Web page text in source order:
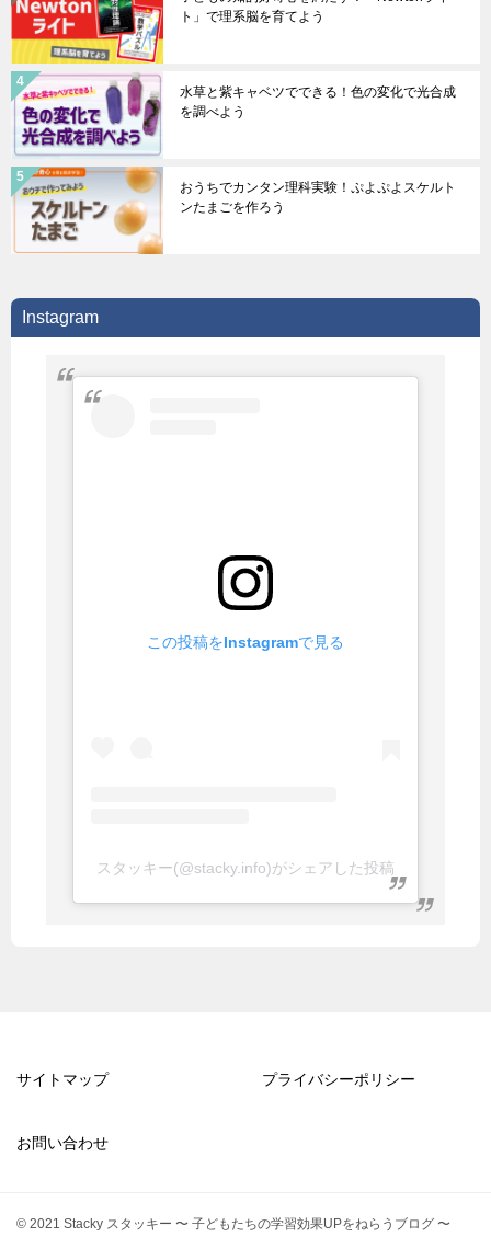
ト」で理系脳を育てよう
水草と紫キャベツでできる！色の変化で光合成
を調べよう
おうちでカンタン理科実験！ぷよぷよスケルト
ンたまごを作ろう
Instagram
この投稿をInstagramで見る
スタッキー(@stacky.info)がシェアした投稿
サイトマップ プライバシーポリシー
お問い合わせ
© 2021 Stacky スタッキー 〜 子どもたちの学習効果UPをねらうブログ 〜